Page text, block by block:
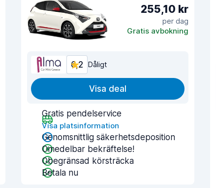
255,10 kr
per dag
Gratis avbokning
6,2 Dåligt
Visa deal
Gratis pendelservice
Visa platsinformation
Genomsnittlig säkerhetsdeposition
Omedelbar bekräftelse!
Obegränsad körsträcka
Betala nu